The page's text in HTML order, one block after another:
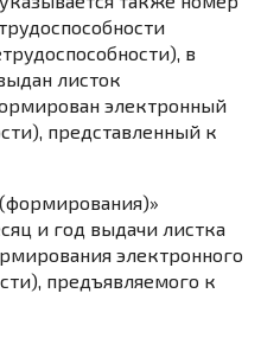
в
листок
электронный
представленный к
и год выдачи листка
электронного
предъявляемого к